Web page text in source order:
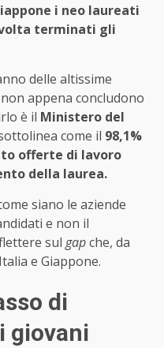
i neo laureati
terminati gli
delle altissime
appena concludono
è il Ministero del
come il 98,1%
offerte di lavoro
della laurea.
siano le aziende
e non il
sul gapche, da
e Giappone.
di
giovani